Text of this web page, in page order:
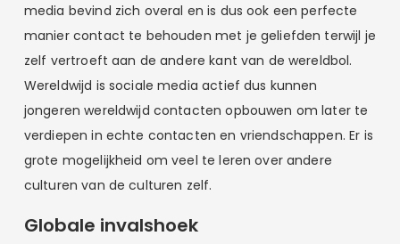
media bevind zich overal en is dus ook een perfecte
manier contact te behouden met je geliefden terwijl je
zelf vertroeft aan de andere kant van de wereldbol.
Wereldwijd is sociale media actief dus kunnen
jongeren wereldwijd contacten opbouwen om later te
verdiepen in echte contacten en vriendschappen. Er is
grote mogelijkheid om veel te leren over andere
culturen van de culturen zelf.
Globale invalshoek